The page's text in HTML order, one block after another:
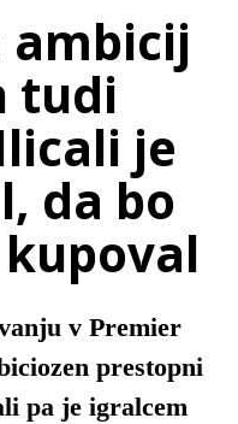
ambicij
tudi
je
da bo
v Premier
prestopni
pa je igralcem